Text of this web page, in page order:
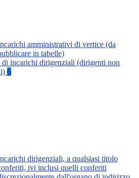
amministrativi di vertice (da
in tabelle)
incarichi dirigenziali (dirigenti non
6
dirigenziali, a qualsiasi titolo
ivi inclusi quelli conferiti